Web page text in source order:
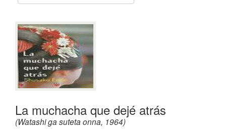
La muchacha que dejé atrás
(Watashi ga suteta onna, 1964)